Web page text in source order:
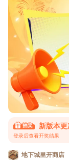
✦停服时间：2025
*注：具体开服时
✦停服补偿：停服
✦更新内容：
一、新增活动#今
新版本
登录后查看开奖结果
地下城里开商店